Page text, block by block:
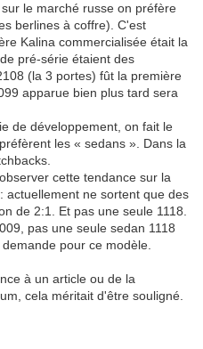
le marché russe on préfère
berlines à coffre). C'est
Kalina commercialisée était la
pré-série étaient des
(la 3 portes) fût la première
apparue bien plus tard sera
de développement, on fait le
les « sedans ». Dans la
cette tendance sur la
actuellement ne sortent que des
de 2:1. Et pas une seule 1118.
pas une seule sedan 1118
pour ce modèle.
à un article ou de la
cela méritait d'être souligné.